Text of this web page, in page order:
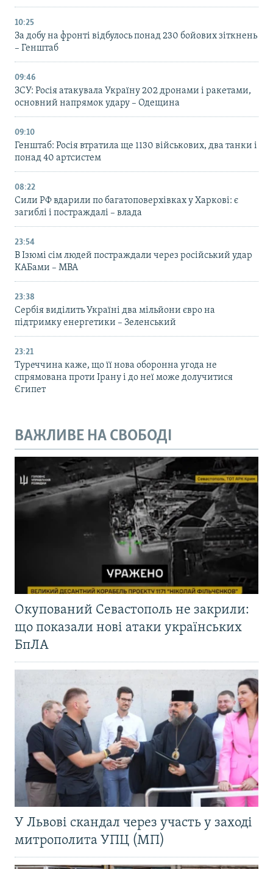
10:25
За добу на фронті відбулось понад 230 бойових зіткнень
– Генштаб
09:46
ЗСУ: Росія атакувала Україну 202 дронами і ракетами,
основний напрямок удару – Одещина
09:10
Генштаб: Росія втратила ще 1130 військових, два танки і
понад 40 артсистем
08:22
Сили РФ вдарили по багатоповерхівках у Харкові: є
загиблі і постраждалі – влада
23:54
В Ізюмі сім людей постраждали через російський удар
КАБами – МВА
23:38
Сербія виділить Україні два мільйони євро на
підтримку енергетики – Зеленський
23:21
Туреччина каже, що її нова оборонна угода не
спрямована проти Ірану і до неї може долучитися
Єгипет
ВАЖЛИВЕ НА СВОБОДІ
Окупований Севастополь не закрили:
що показали нові атаки українських
БпЛА
У Львові скандал через участь у заході
митрополита УПЦ (МП)